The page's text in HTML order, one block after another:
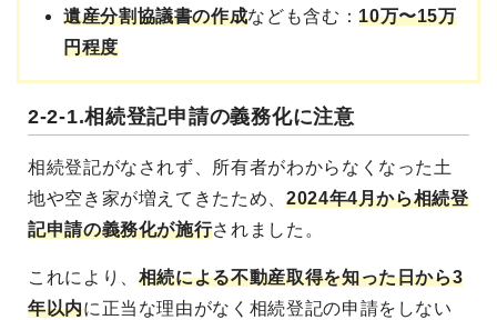
遺産分割協議書の作成なども含む：10万〜15万
円程度
2-2-1.相続登記申請の義務化に注意
相続登記がなされず、所有者がわからなくなった土
地や空き家が増えてきたため、 2024年4月から相続登
記申請の義務化が施行されました。
これにより、 相続による不動産取得を知った日から3
年以内に正当な理由がなく相続登記の申請をしない